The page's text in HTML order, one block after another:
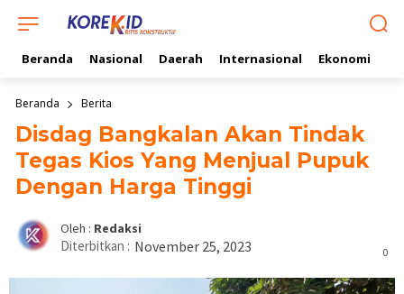
Beranda Nasional Daerah Internasional Ekonomi
Beranda Berita
Disdag Bangkalan Akan Tindak
Tegas Kios Yang Menjual Pupuk
Dengan Harga Tinggi
Oleh : Redaksi
0
Diterbitkan : November 25, 2023